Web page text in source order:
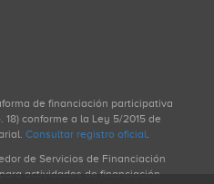
de financiación participativa
conforme a la Ley 5/2015 de
Consultar registro oficial.
de Servicios de Financiación
actividades de financiación